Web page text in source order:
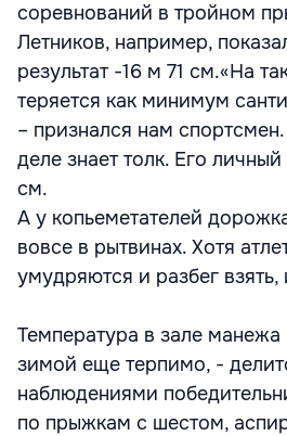
соревнований в тройном
Летников, например,
результат -16 м 71 см.«На
теряется как минимум
– признался нам
деле знает толк. Его
см.
А у копьеметателей
вовсе в рытвинах. Хотя
умудряются и разбег взять,
Температура в зале манежа
зимой еще терпимо, -
наблюдениями
по прыжкам с шестом,